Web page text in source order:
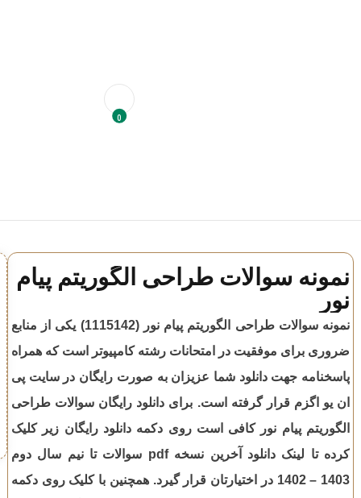
0
نمونه سوالات طراحی الگوریتم پیام
نور
نمونه سوالاتطراحی الگوریتم پیام نور (1115142) یکی از منابع
ضروری برای موفقیت در امتحانات رشته کامپیوتر
است که همراه
پاسخنامه جهت دانلود شما عزیزان به صورت رایگان در سایت پی
ان یو اگزم قرار گرفته است. برای دانلود رایگان سوالات طراحی
الگوریتم پیام نور کافی است روی دکمه دانلود رایگان زیر کلیک
کرده تا لینک دانلود آخرین نسخه pdf سوالات تا
نیم سال دوم
1403 – 1402
در اختیارتان قرار گیرد. همچنین با کلیک روی دکمه